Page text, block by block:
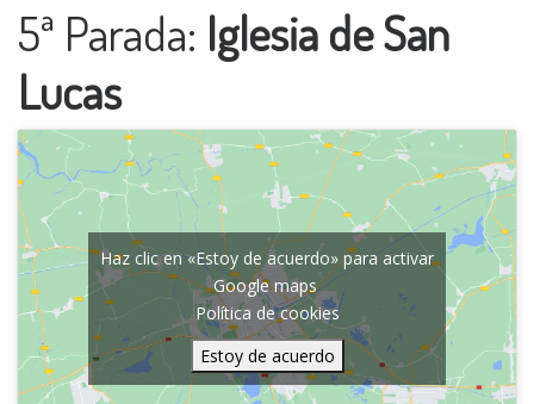
5ª Parada: Iglesia de San
Lucas
Haz clic en «Estoy de acuerdo» para activar
Google maps
Política de cookies
Estoy de acuerdo